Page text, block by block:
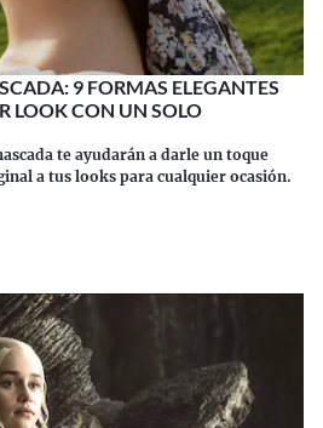
9 FORMAS ELEGANTES
LOOK CON UN SOLO
te ayudarán a darle un toque
a tus looks para cualquier ocasión.